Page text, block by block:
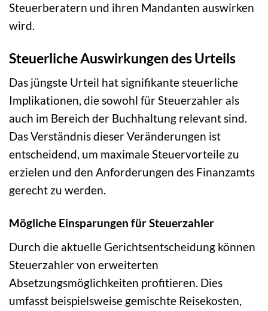
Steuerberatern und ihren Mandanten auswirken
wird.
Steuerliche Auswirkungen des Urteils
Das jüngste Urteil hat signifikante steuerliche
Implikationen, die sowohl für Steuerzahler als
auch im Bereich der Buchhaltung relevant sind.
Das Verständnis dieser Veränderungen ist
entscheidend, um maximale Steuervorteile zu
erzielen und den Anforderungen des Finanzamts
gerecht zu werden.
Mögliche Einsparungen für Steuerzahler
Durch die aktuelle Gerichtsentscheidung können
Steuerzahler von erweiterten
Absetzungsmöglichkeiten profitieren. Dies
umfasst beispielsweise gemischte Reisekosten,